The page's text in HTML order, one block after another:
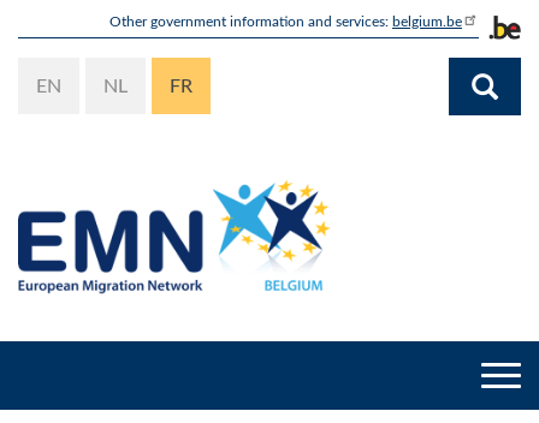
au
principal
Other government information and services: belgium.be
EN NL FR